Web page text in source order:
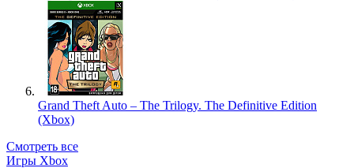
Grand Theft Auto – The Trilogy. The Definitive Edition
(Xbox)
Смотреть все
Игры Xbox